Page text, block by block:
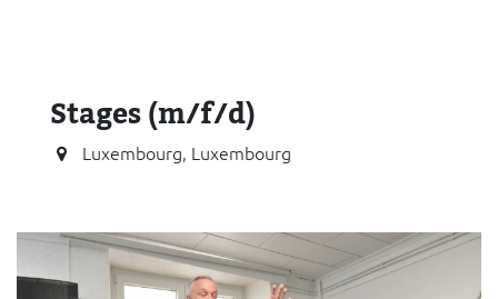
Stages (m/f/d)
Luxembourg, Luxembourg